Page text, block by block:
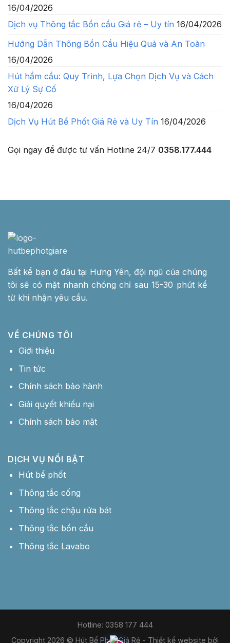
16/04/2026
Dịch vụ Thông tắc Bồn cầu Giá rẻ – Uy tín 16/04/2026
Hướng Dẫn Thông Bồn Cầu Hiệu Quả và An Toàn
16/04/2026
Hút hầm cầu: Quy Trình, Lựa Chọn Dịch Vụ và Cách
Xử Lý Sự Cố
16/04/2026
Dịch Vụ Hút Bể Phốt Giá Rẻ và Uy Tín 16/04/2026
Gọi ngay để được tư vấn Hotline 24/7 0358.177.444
Bất kể bạn ở đâu tại Hưng Yên, đội ngũ của chúng
tôi sẽ có mặt nhanh chóng chỉ sau 15-30 phút kể
từ khi nhận yêu cầu.
VỀ CHÚNG TÔI
Giới thiệu
Tin tức
Chính sách bảo hành
Giải quyết khiếu nại
Chính sách bảo mật
DỊCH VỤ NỔI BẬT
Hút bể phốt
Thông tắc cống
Thông tắc chậu rửa bát
Thông tắc bồn cầu
Thông tắc Lavabo
Hotline: 0358 177 444
Copyright 2026 © Hút Bể Phốt Giá Rẻ - Thiết kế website bởi